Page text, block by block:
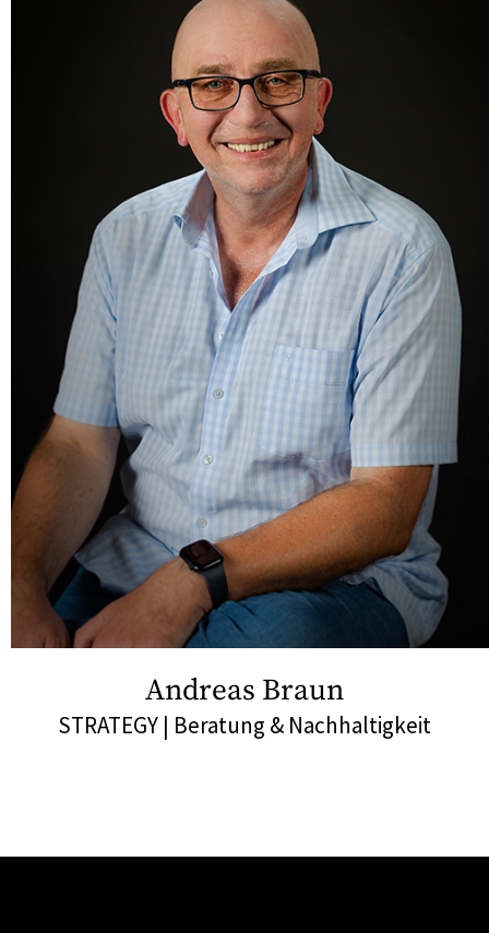
Andreas Braun
STRATEGY | Beratung & Nachhaltigkeit